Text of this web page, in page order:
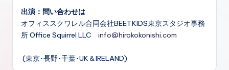
出演：問い合わせは
オフィススクワレル合同会社BEETKIDS東京スタジオ事務
所 Office Squirrel LLC info@hirokokonishi.com
(東京･長野･千葉･UK＆IRELAND)